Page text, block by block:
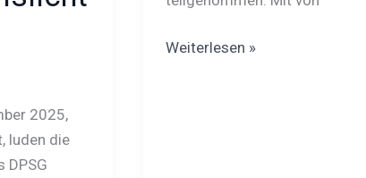
2025,
luden die
DPSG
Weiterlesen »